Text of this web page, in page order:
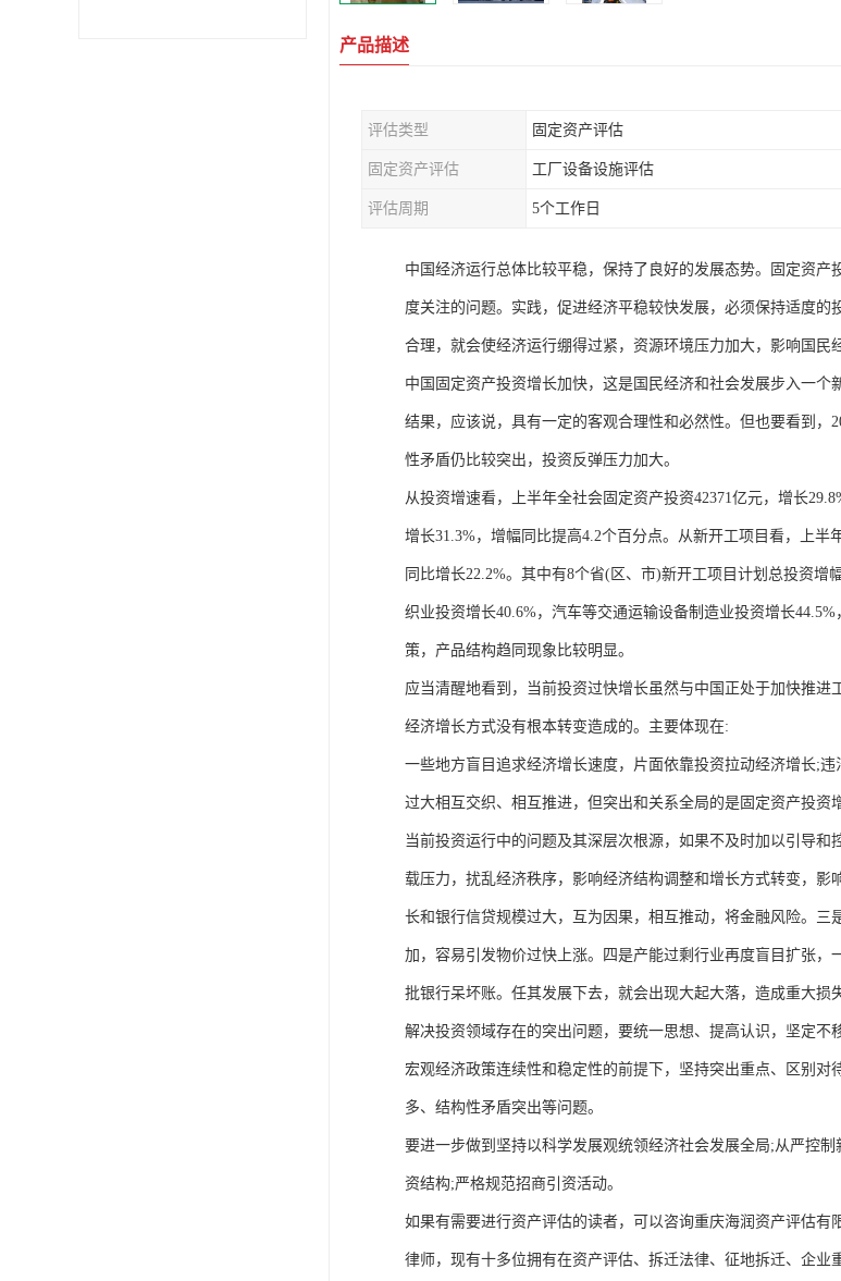
产品描述
评估类型 固定资产评估
固定资产评估 工厂设备设施评估
评估周期 5个工作日
中国经济运行总体比较平稳，保持了良好的发展态势。固定资
度关注的问题。实践，促进经济平稳较快发展，必须保持适度
合理，就会使经济运行绷得过紧，资源环境压力加大，影响国民
中国固定资产投资增长加快，这是国民经济和社会发展步入一
结果，应该说，具有一定的客观合理性和必然性。但也要看到
性矛盾仍比较突出，投资反弹压力加大。
从投资增速看，上半年全社会固定资产投资42371亿元，增长
增长31.3%，增幅同比提高4.2个百分点。从新开工项目看，上
同比增长22.2%。其中有8个省(区、市)新开工项目计划总投资
织业投资增长40.6%，汽车等交通运输设备制造业投资增长
策，产品结构趋同现象比较明显。
应当清醒地看到，当前投资过快增长虽然与中国正处于加快推
经济增长方式没有根本转变造成的。主要体现在:
一些地方盲目追求经济增长速度，片面依靠投资拉动经济增长;
过大相互交织、相互推进，但突出和关系全局的是固定资产投资
当前投资运行中的问题及其深层次根源，如果不及时加以引导
载压力，扰乱经济秩序，影响经济结构调整和增长方式转变，
长和银行信贷规模过大，互为因果，相互推动，将金融风险。
加，容易引发物价过快上涨。四是产能过剩行业再度盲目扩张
批银行呆坏账。任其发展下去，就会出现大起大落，造成重大损
解决投资领域存在的突出问题，要统一思想、提高认识，坚定
宏观经济政策连续性和稳定性的前提下，坚持突出重点、区别
多、结构性矛盾突出等问题。
要进一步做到坚持以科学发展观统领经济社会发展全局;从严控
资结构;严格规范招商引资活动。
如果有需要进行资产评估的读者，可以咨询重庆海润资产评估
律师，现有十多位拥有在资产评估、拆迁法律、征地拆迁、企